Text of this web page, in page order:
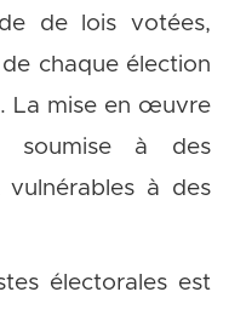
de lois votées,
chaque élection
La mise en œuvre
soumise à des
à des
électorales est